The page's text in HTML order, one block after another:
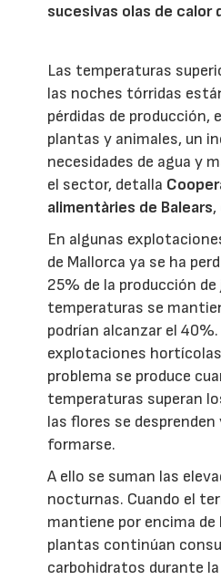
sucesivas olas de calor
Las temperaturas
las noches tórridas
pérdidas de producción,
plantas y animales, un
necesidades de agua y
el sector, detalla
alimentàries de Balears,
En algunas
de Mallorca ya se ha
25% de la producción
temperaturas se
podrían alcanzar el
explotaciones
problema se produce
temperaturas superan
las flores se
formarse.
A ello se suman las
nocturnas. Cuando el
mantiene por encima de
plantas continúan
carbohidratos durante